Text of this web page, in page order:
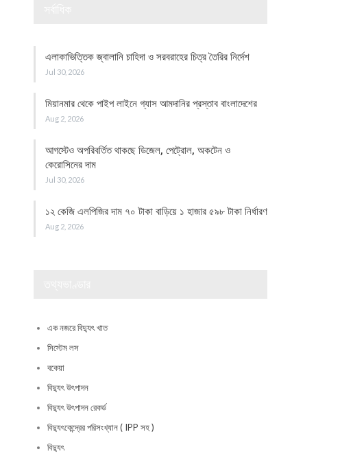
এলাকাভিত্তিক জ্বালানি চাহিদা ও সরবরাহের চিত্র তৈরির নির্দেশ
Jul 30, 2026
মিয়ানমার থেকে পাইপ লাইনে গ্যাস আমদানির প্রস্তাব বাংলাদেশের
Aug 2, 2026
আগস্টেও অপরিবর্তিত থাকছে ডিজেল, পেট্রোল, অকটেন ও
কেরোসিনের দাম
Jul 30, 2026
১২ কেজি এলপিজির দাম ৭০ টাকা বাড়িয়ে ১ হাজার ৫৯৮ টাকা নির্ধারণ
Aug 2, 2026
এক নজরে বিদ্যুৎ খাত
সিস্টেম লস
বকেয়া
বিদ্যুৎ উৎপাদন
বিদ্যুৎ উৎপাদন রেকর্ড
বিদ্যুৎকেন্দ্রের পরিসংখ্যান ( IPP সহ )
বিদ্যুৎ